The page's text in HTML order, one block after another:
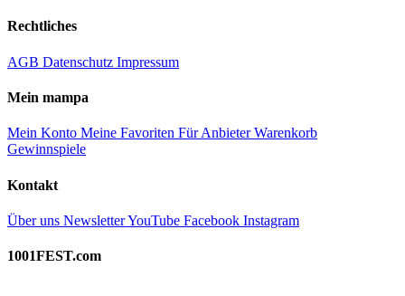
Rechtliches
AGB Datenschutz Impressum
Mein mampa
Mein Konto Meine Favoriten Für AnbieterWarenkorb
Gewinnspiele
Kontakt
Über uns NewsletterYouTube Facebook Instagram
1001FEST.com